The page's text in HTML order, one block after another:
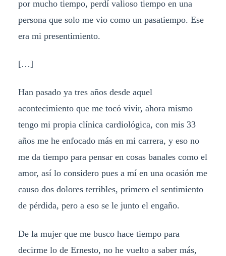
por mucho tiempo, perdí valioso tiempo en una
persona que solo me vio como un pasatiempo. Ese
era mi presentimiento.
[…]
Han pasado ya tres años desde aquel
acontecimiento que me tocó vivir, ahora mismo
tengo mi propia clínica cardiológica, con mis 33
años me he enfocado más en mi carrera, y eso no
me da tiempo para pensar en cosas banales como el
amor, así lo considero pues a mí en una ocasión me
causo dos dolores terribles, primero el sentimiento
de pérdida, pero a eso se le junto el engaño.
De la mujer que me busco hace tiempo para
decirme lo de Ernesto, no he vuelto a saber más,